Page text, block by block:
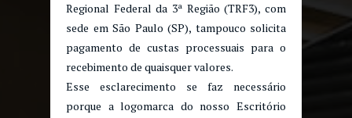
Regional Federal da 3ª Região (TRF3), com
sede em São Paulo (SP), tampouco solicita
pagamento de custas processuais para o
recebimento de quaisquer valores.
Esse esclarecimento se faz necessário
porque a logomarca do nosso Escritório